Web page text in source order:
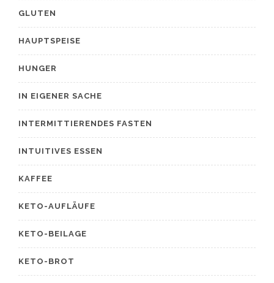
GLUTEN
HAUPTSPEISE
HUNGER
IN EIGENER SACHE
INTERMITTIERENDES FASTEN
INTUITIVES ESSEN
KAFFEE
KETO-AUFLÄUFE
KETO-BEILAGE
KETO-BROT